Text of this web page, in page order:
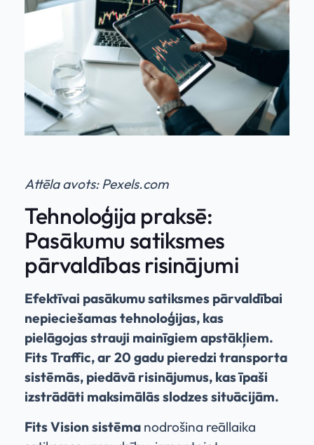
Attēla avots: Pexels.com
Tehnoloģija praksē:
Pasākumu satiksmes
pārvaldības risinājumi
Efektīvai pasākumu satiksmes pārvaldībai
nepieciešamas tehnoloģijas, kas
pielāgojas strauji mainīgiem apstākļiem.
Fits Traffic, ar 20 gadu pieredzi transporta
sistēmās, piedāvā risinājumus, kas īpaši
izstrādāti maksimālās slodzes situācijām.
Fits Vision sistēma nodrošina reāllaika